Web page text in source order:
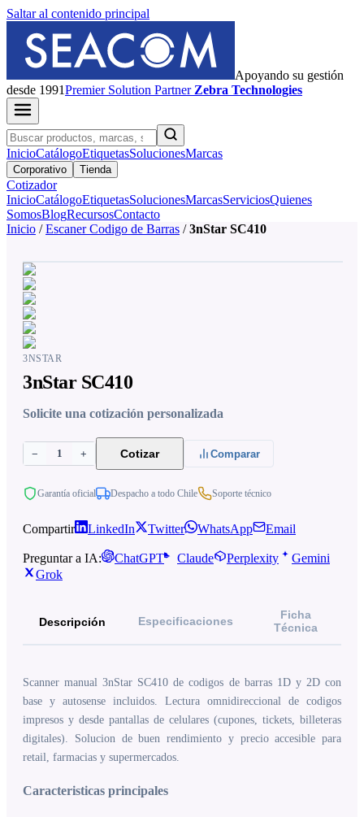
Saltar al contenido principal
Apoyando su gestión
desde 1991PremierSolution Partner Zebra Technologies
InicioCatálogoEtiquetasSolucionesMarcas
Corporativo Tienda
Cotizador
InicioCatálogoEtiquetasSolucionesMarcasServiciosQuienes
SomosBlogRecursosContacto
Inicio / Escaner Codigo de Barras / 3nStar SC410
3NSTAR
3nStar SC410
Solicite una cotización personalizada
− 1 + Cotizar Comparar
Garantía oficial Despacho a todo Chile Soporte técnico
Compartir LinkedIn Twitter WhatsApp Email
Preguntar a IA: ChatGPT Claude Perplexity
Gemini
Grok
Descripción Especificaciones
Ficha
Técnica
Scanner manual 3nStar SC410 de codigos de barras 1D y 2D con
base y autosense incluidos. Lectura omnidireccional de codigos
impresos y desde pantallas de celulares (cupones, tickets, billeteras
digitales). Solucion de buen rendimiento y precio accesible para
retail, farmacias y supermercados.
Caracteristicas principales